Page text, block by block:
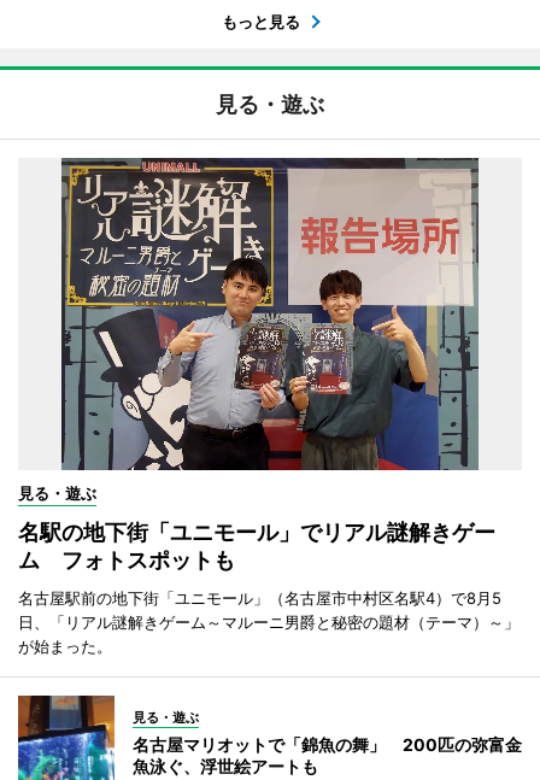
もっと見る
見る・遊ぶ
見る・遊ぶ
名駅の地下街「ユニモール」でリアル謎解きゲー
ム フォトスポットも
名古屋駅前の地下街「ユニモール」（名古屋市中村区名駅4）で8月5
日、「リアル謎解きゲーム～マルーニ男爵と秘密の題材（テーマ）～」
が始まった。
見る・遊ぶ
名古屋マリオットで「錦魚の舞」 200匹の弥富金
魚泳ぐ、浮世絵アートも